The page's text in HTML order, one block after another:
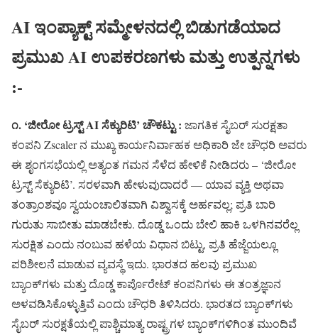
AI ಇಂಪ್ಯಾಕ್ಟ್ ಸಮ್ಮೇಳನದಲ್ಲಿ ಬಿಡುಗಡೆಯಾದ
ಪ್ರಮುಖ AI ಉಪಕರಣಗಳು ಮತ್ತು ಉತ್ಪನ್ನಗಳು
:-
೧. ‘ಜೀರೋ ಟ್ರಸ್ಟ್ AI ಸೆಕ್ಯುರಿಟಿ’ ಚೌಕಟ್ಟು : ಜಾಗತಿಕ ಸೈಬರ್ ಸುರಕ್ಷತಾ
ಕಂಪನಿ Zscaler ನ ಮುಖ್ಯ ಕಾರ್ಯನಿರ್ವಾಹಕ ಅಧಿಕಾರಿ ಜೇ ಚೌಧರಿ ಅವರು
ಈ ಶೃಂಗಸಭೆಯಲ್ಲಿ ಅತ್ಯಂತ ಗಮನ ಸೆಳೆದ ಹೇಳಿಕೆ ನೀಡಿದರು – ‘ಜೀರೋ
ಟ್ರಸ್ಟ್ ಸೆಕ್ಯುರಿಟಿ’. ಸರಳವಾಗಿ ಹೇಳುವುದಾದರೆ — ಯಾವ ವ್ಯಕ್ತಿ ಅಥವಾ
ತಂತ್ರಾಂಶವೂ ಸ್ವಯಂಚಾಲಿತವಾಗಿ ವಿಶ್ವಾಸಕ್ಕೆ ಅರ್ಹವಲ್ಲ; ಪ್ರತಿ ಬಾರಿ
ಗುರುತು ಸಾಬೀತು ಮಾಡಬೇಕು. ದೊಡ್ಡ ಒಂದು ಬೇಲಿ ಹಾಕಿ ಒಳಗಿನವರೆಲ್ಲ
ಸುರಕ್ಷಿತ ಎಂದು ನಂಬುವ ಹಳೆಯ ವಿಧಾನ ಬಿಟ್ಟು, ಪ್ರತಿ ಹೆಜ್ಜೆಯಲ್ಲೂ
ಪರಿಶೀಲನೆ ಮಾಡುವ ವ್ಯವಸ್ಥೆ ಇದು. ಭಾರತದ ಹಲವು ಪ್ರಮುಖ
ಬ್ಯಾಂಕ್‌ಗಳು ಮತ್ತು ದೊಡ್ಡ ಕಾರ್ಪೊರೇಟ್ ಕಂಪನಿಗಳು ಈ ತಂತ್ರಜ್ಞಾನ
ಅಳವಡಿಸಿಕೊಳ್ಳುತ್ತಿವೆ ಎಂದು ಚೌಧರಿ ತಿಳಿಸಿದರು. ಭಾರತದ ಬ್ಯಾಂಕ್‌ಗಳು
ಸೈಬರ್ ಸುರಕ್ಷತೆಯಲ್ಲಿ ಪಾಶ್ಚಿಮಾತ್ಯ ರಾಷ್ಟ್ರಗಳ ಬ್ಯಾಂಕ್‌ಗಳಿಗಿಂತ ಮುಂದಿವೆ